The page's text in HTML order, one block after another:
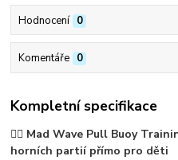
Hodnocení 0
Komentáře 0
Kompletní specifikace
🏊‍♂️ Mad Wave Pull Buoy
horních partií přímo pro děti